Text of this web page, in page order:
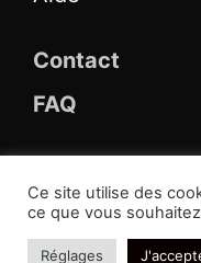
Contact
FAQ
© 2026
Ce site utilise des
ce que vous
Réglages